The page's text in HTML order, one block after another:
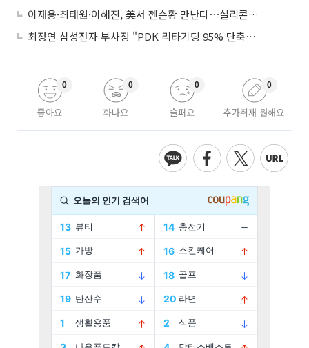
이재용·최태원·이해진, 美서 젠슨황 만난다⋯실리콘밸리 집결하는 AI리더
최정연 삼성전자 부사장 "PDK 리타기팅 95% 단축…에이전트 AI 시범 활용"
좋아요
0
화나요
0
슬퍼요
0
추가취재 원해요
0